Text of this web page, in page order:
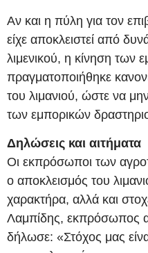
Αν και η πύλη για τον
είχε αποκλειστεί από
λιμενικού, η κίνηση των
πραγματοποιήθηκε
του λιμανιού, ώστε να
των εμπορικών
Δηλώσεις και αιτήματα
Οι εκπρόσωποι των
ο αποκλεισμός του
χαρακτήρα, αλλά και
Λαμπίδης, εκπρόσωπος
δήλωσε: «Στόχος μας